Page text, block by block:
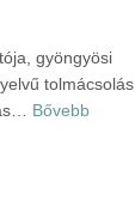
gyöngyösi
tolmácsolás
Bővebb